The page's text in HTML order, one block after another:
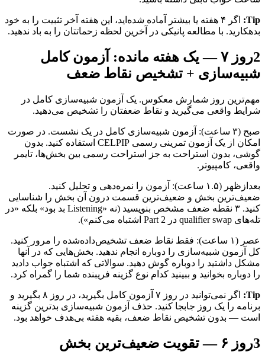
Tip:
اگر ۴ هفته یا بیشتر آماده شده‌اید، این هفته آخر تثبیت را به خود
بدهکارید. با مطالعه پانیکی در آخرین لحظه زحماتتان را به باد ندهید.
2
روز ۷ — یک هفته مانده: آزمون کامل
شبیه‌سازی + تشخیص نقاط ضعف
مهم‌ترین روز شمارش معکوس. یک آزمون شبیه‌سازی کامل در
شرایط واقعی می‌گیرید و نقاط ضعفتان را تشخیص می‌دهید.
صبح (۳ ساعت): آزمون شبیه‌سازی کامل در یک نشست. در صورت
امکان از یک آزمون تمرینی رسمی CELPIP استفاده کنید. بدون
گوشی، بدون استراحت به جز استراحت رسمی بین بخش‌ها، تایمر
واقعی، کامپیوتر.
بعدازظهر (۱.۵ ساعت): آزمون را نمره‌دهی و تحلیل کنید.
ضعیف‌ترین بخش و ضعیف‌ترین قسمت درون آن بخش را شناسایی
کنید. ۳ نقطه ضعف مشخص بنویسید (نه «Listening بد بود» بلکه «در
تله‌های qualifier swap در Part 2 اشتباه می‌کنم»).
عصر (۱ ساعت): فقط نقاط ضعف تشخیص‌داده‌شده را مرور کنید.
کل آزمون شبیه‌سازی را دوباره انجام ندهید. بخش‌هایی که در آنها
مشکل داشتید را دوباره گوش دهید. سوالاتی که اشتباه جواب دادید
را دوباره بخوانید و ببینید کدام نوع گزینه فریبنده شما را گمراه کرد.
Tip:
اگر نمی‌توانید در روز ۷ آزمون کامل بگیرید، در روز ۸ بگیرید و
برنامه را یک روز جابجا کنید. حذف آزمون شبیه‌سازی بدترین گزینه
است — بدون تشخیص نقاط ضعف، بقیه هفته بی‌هدف خواهد بود.
3روز ۶ — تقویت ضعیف‌ترین بخش